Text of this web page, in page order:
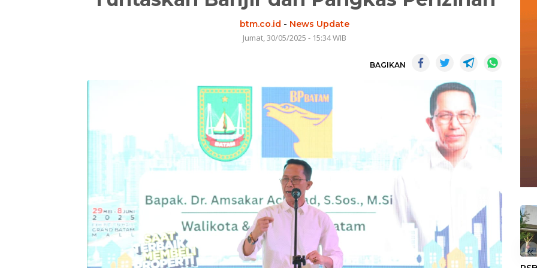
btm.co.id - News Update
Jumat, 30/05/2025 - 15:34 WIB
BAGIKAN
«